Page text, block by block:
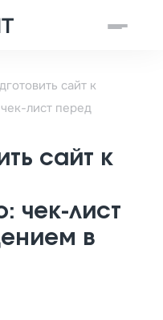
сайт к
лист перед
сайт к
чек-лист
в